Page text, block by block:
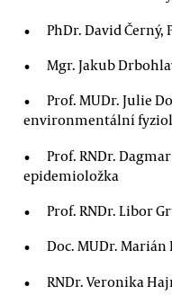
PhDr. David Černý,
Mgr. Jakub
Prof. MUDr. Julie
environmentální
Prof. RNDr.
epidemioložka
Prof. RNDr. Libor
Doc. MUDr.
RNDr. Veronika